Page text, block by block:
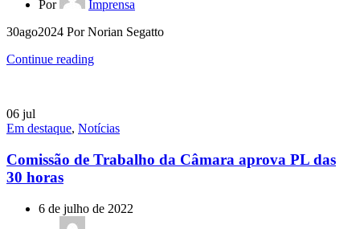
Por
Imprensa
30ago2024 Por Norian Segatto
Continue reading
06 jul
Em destaque, Notícias
Comissão de Trabalho da Câmara aprova PL das
30 horas
6 de julho de 2022